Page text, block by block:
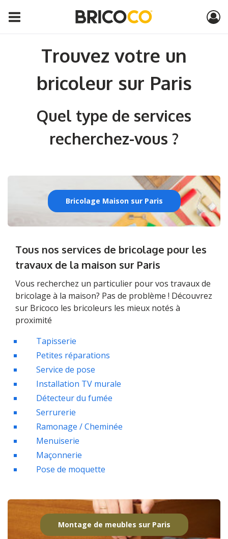
Trouvez votre un
bricoleur sur Paris
Quel type de services
recherchez-vous ?
Bricolage Maison sur Paris
Tous nos services de bricolage pour les
travaux de la maison sur Paris
Vous recherchez un particulier pour vos travaux de
bricolage à la maison? Pas de problème ! Découvrez
sur Bricoco les bricoleurs les mieux notés à
proximité
Tapisserie
Petites réparations
Service de pose
Installation TV murale
Détecteur du fumée
Serrurerie
Ramonage / Cheminée
Menuiserie
Maçonnerie
Pose de moquette
Montage de meubles sur Paris